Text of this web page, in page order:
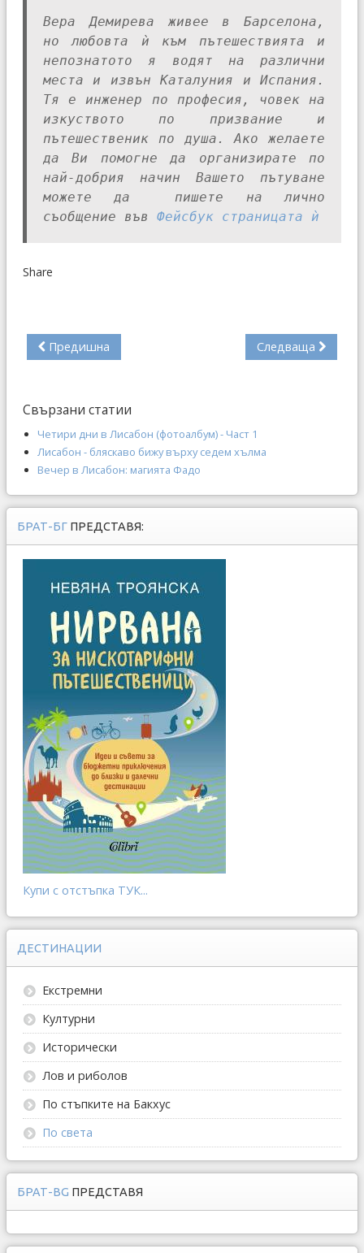
Вера Демирева живее в Барселона,
но любовта ѝ към пътешествията и
непознатото я водят на различни
места и извън Каталуния и Испания.
Тя е инженер по професия, човек на
изкуството по призвание и
пътешественик по душа. Ако желаете
да Ви помогне да организирате по
най-добрия начин Вашето пътуване
можете да пишете на лично
съобщение във Фейсбук страницата ѝ
Share
Предишна Следваща
Свързани статии
Четири дни в Лисабон (фотоалбум) - Част 1
Лисабон - бляскаво бижу върху седем хълма
Вечер в Лисабон: магията Фадо
БРАТ-БГ ПРЕДСТАВЯ:
Купи с отстъпка ТУК...
ДЕСТИНАЦИИ
Екстремни
Културни
Исторически
Лов и риболов
По стъпките на Бакхус
По света
БРАТ-BG ПРЕДСТАВЯ